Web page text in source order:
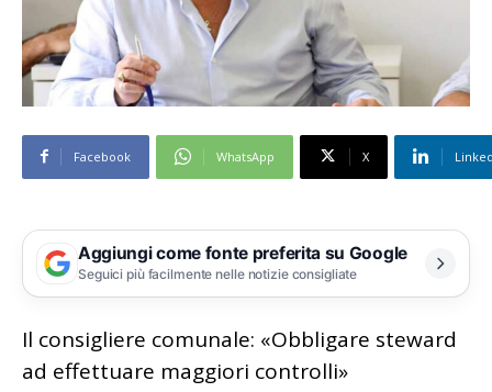
Facebook WhatsApp X
Aggiungi come fonte preferita su Google
Seguici più facilmente nelle notizie consigliate
Il consigliere comunale: «Obbligare steward
ad effettuare maggiori controlli»